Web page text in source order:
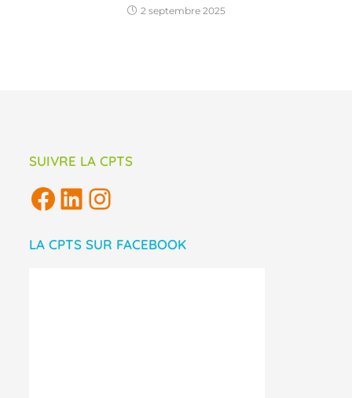
2 septembre 2025
SUIVRE LA CPTS
LA CPTS SUR FACEBOOK